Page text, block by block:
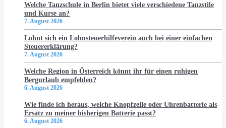
Welche Tanzschule in Berlin bietet viele verschiedene Tanzstile
und Kurse an?
7. August 2026
Lohnt sich ein Lohnsteuerhilfeverein auch bei einer einfachen
Steuererklärung?
7. August 2026
Welche Region in Österreich könnt ihr für einen ruhigen
Bergurlaub empfehlen?
6. August 2026
Wie finde ich heraus, welche Knopfzelle oder Uhrenbatterie als
Ersatz zu meiner bisherigen Batterie passt?
6. August 2026